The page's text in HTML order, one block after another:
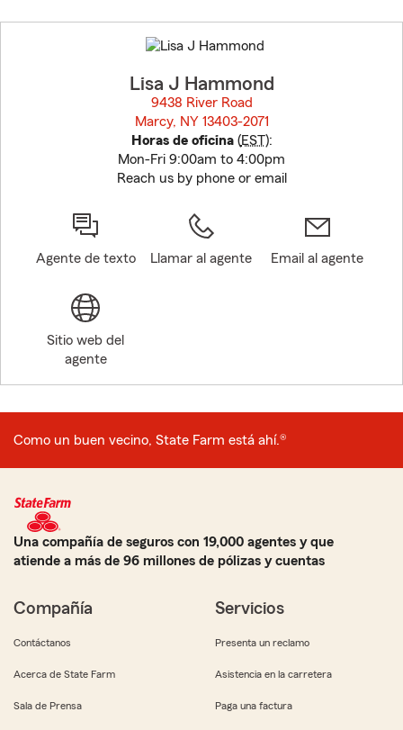
to
before
Lisa J Hammond
9438 River Road
Marcy, NY 13403-2071
Horas de oficina(EST):
Mon-Fri 9:00am to 4:00pm
Reach us by phone or email
Agente de texto Llamar al agente Email al agente
Sitio web del
agente
Como un buen vecino, State Farm está ahí.®
Una compañía de seguros con 19,000 agentes y que
atiende a más de 96 millones de pólizas y cuentas
Compañía
Contáctanos
Acerca de State Farm
Sala de Prensa
Servicios
Presenta un reclamo
Asistencia en la carretera
Paga una factura